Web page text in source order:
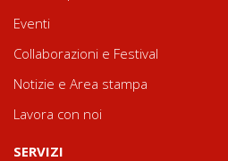
Eventi
Collaborazioni e Festival
Notizie e Area stampa
Lavora con noi
SERVIZI